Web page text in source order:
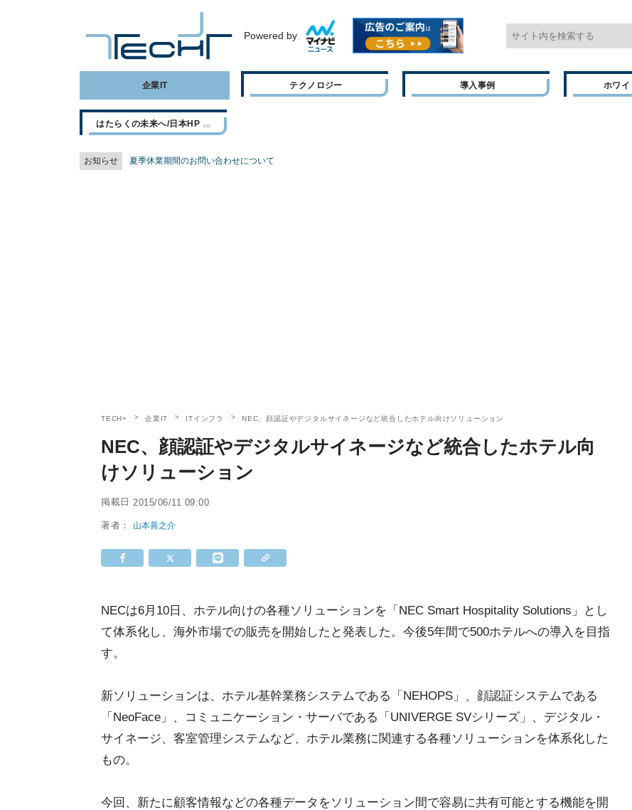
Powered by
企業IT テクノロジー 導入事例 ホワイ
はたらくの未来へ/日本HP
お知らせ 夏季休業期間のお問い合わせについて
TECH+ 企業IT ITインフラ NEC、顔認証やデジタルサイネージなど統合したホテル向けソリューション
NEC、顔認証やデジタルサイネージなど統合したホテル向
けソリューション
掲載日 2015/06/11 09:00
著者： 山本善之介
NECは6月10日、ホテル向けの各種ソリューションを「NEC Smart Hospitality Solutions」とし
て体系化し、海外市場での販売を開始したと発表した。今後5年間で500ホテルへの導入を目指
す。
新ソリューションは、ホテル基幹業務システムである「NEHOPS」、顔認証システムである
「NeoFace」、コミュニケーション・サーバである「UNIVERGE SVシリーズ」、デジタル・
サイネージ、客室管理システムなど、ホテル業務に関連する各種ソリューションを体系化した
もの。
今回、新たに顧客情報などの各種データをソリューション間で容易に共有可能とする機能を開